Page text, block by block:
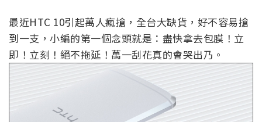
最近HTC 10引起萬人瘋搶，全台大缺貨，好不容易搶
到一支，小編的第一個念頭就是：盡快拿去包膜！立
即！立刻！絕不拖延！萬一刮花真的會哭出乃。